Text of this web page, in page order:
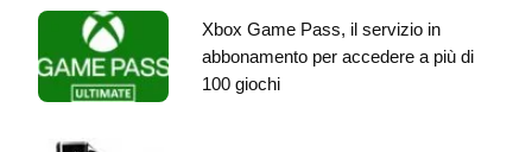
Xbox Game Pass, il servizio in
abbonamento per accedere a più di
100 giochi